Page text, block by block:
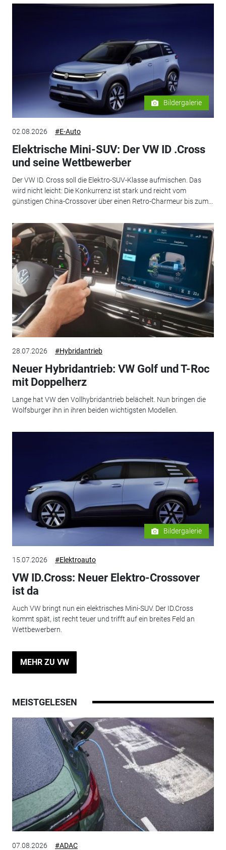
Bildergalerie
02.08.2026 #E-Auto
Elektrische Mini-SUV: Der VW ID .Cross
und seine Wettbewerber
Der VW ID. Cross soll die Elektro-SUV-Klasse aufmischen. Das
wird nicht leicht: Die Konkurrenz ist stark und reicht vom
günstigen China-Crossover über einen Retro-Charmeur bis zum...
28.07.2026 #Hybridantrieb
Neuer Hybridantrieb: VW Golf und T-Roc
mit Doppelherz
Lange hat VW den Vollhybridantrieb belächelt. Nun bringen die
Wolfsburger ihn in ihren beiden wichtigsten Modellen.
Bildergalerie
15.07.2026 #Elektroauto
VW ID.Cross: Neuer Elektro-Crossover
ist da
Auch VW bringt nun ein elektrisches Mini-SUV. Der ID.Cross
kommt spät, ist recht teuer und trifft auf ein breites Feld an
Wettbewerbern.
MEHR ZU VW
MEISTGELESEN
07.08.2026 #ADAC